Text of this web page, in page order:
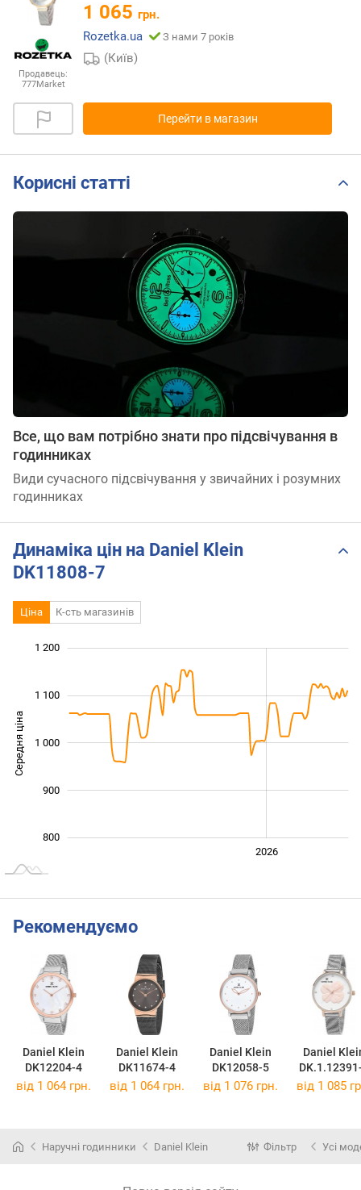
Продавець:
777Market
1 065 грн.
Rozetka.ua
З нами 7 років
(Київ)
Перейти в магазин
Корисні статті
Все, що вам потрібно знати про підсвічування в
годинниках
Види сучасного підсвічування у звичайних і розумних
годинниках
Динаміка цін на Daniel Klein
DK11808-7
Ціна К-сть магазинів
Середня ціна 1 000
800
900
1 000
1 100
1 200
2026
Рекомендуємо
Daniel Klein
DK12204-4
Daniel Klein
DK11674-4
Daniel Klein
DK12058-5
Daniel
від 1 064 грн. від 1 064 грн. від 1 076 грн. від 1 085
Наручні годинники Daniel Klein Фільтр Усі